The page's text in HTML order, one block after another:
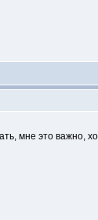
мне это важно,